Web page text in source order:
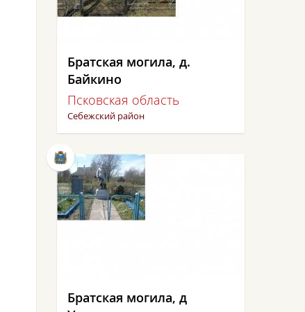
Братская могила, д.
Байкино
Псковская область
Себежский район
Братская могила, д